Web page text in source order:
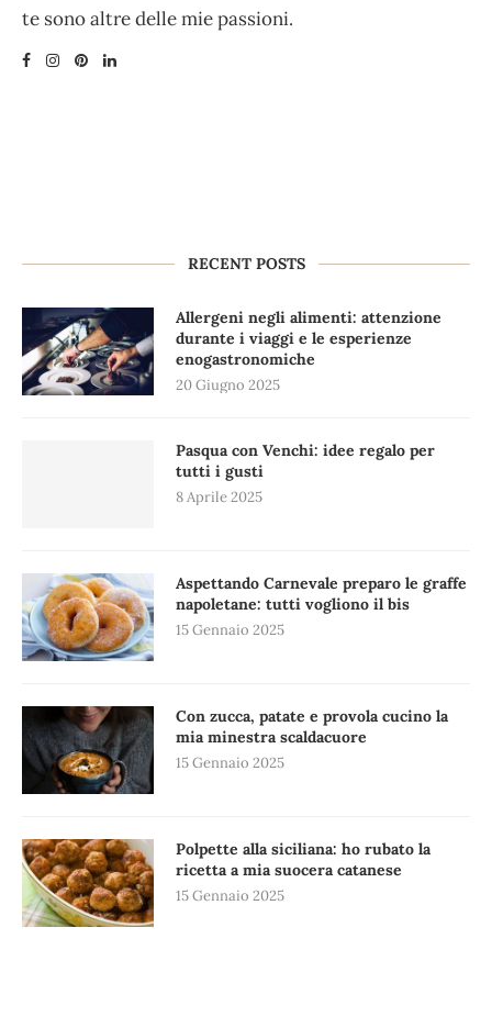
te sono altre delle mie passioni.
RECENT POSTS
Allergeni negli alimenti: attenzione
durante i viaggi e le esperienze
enogastronomiche
20 Giugno 2025
Pasqua con Venchi: idee regalo per
tutti i gusti
8 Aprile 2025
Aspettando Carnevale preparo le graffe
napoletane: tutti vogliono il bis
15 Gennaio 2025
Con zucca, patate e provola cucino la
mia minestra scaldacuore
15 Gennaio 2025
Polpette alla siciliana: ho rubato la
ricetta a mia suocera catanese
15 Gennaio 2025